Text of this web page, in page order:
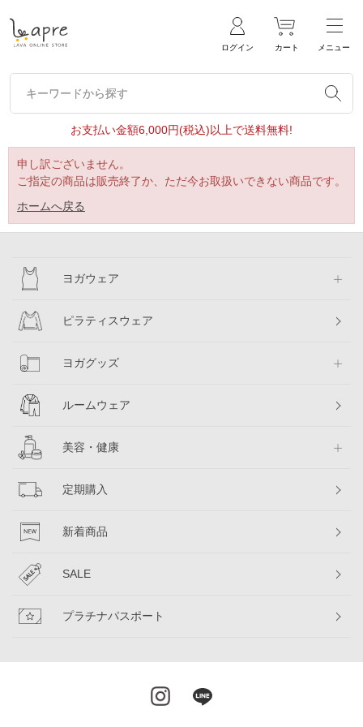
ログイン カート メニュー
キーワードから探す
キーワードから探す
お支払い金額6,000円(税込)以上で送料無料!
申し訳ございません。
ご指定の商品は販売終了か、ただ今お取扱いできない商品です。
ホームへ戻る
ヨガウェア
ピラティスウェア
ヨガグッズ
ルームウェア
美容・健康
定期購入
新着商品
SALE
プラチナパスポート